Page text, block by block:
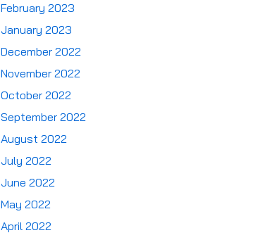
February 2023
January 2023
December 2022
November 2022
October 2022
September 2022
August 2022
July 2022
June 2022
May 2022
April 2022